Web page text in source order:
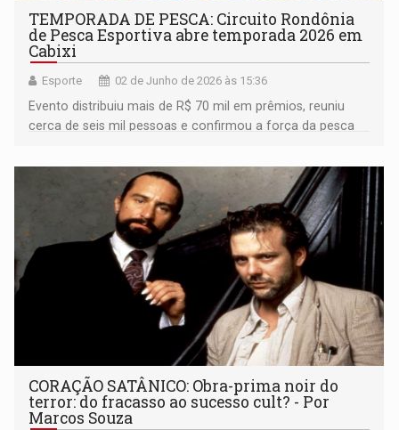
TEMPORADA DE PESCA: Circuito Rondônia
de Pesca Esportiva abre temporada 2026 em
Cabixi
Esporte 02 de Junho de 2026 às 15:36
Evento distribuiu mais de R$ 70 mil em prêmios, reuniu
cerca de seis mil pessoas e confirmou a força da pesca
CORAÇÃO SATÂNICO: Obra-prima noir do
terror: do fracasso ao sucesso cult? - Por
Marcos Souza